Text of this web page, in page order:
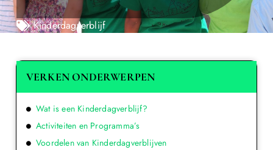
Kinderdagverblijf
VERKEN ONDERWERPEN
Wat is een Kinderdagverblijf?
Activiteiten en Programma’s
Voordelen van Kinderdagverblijven